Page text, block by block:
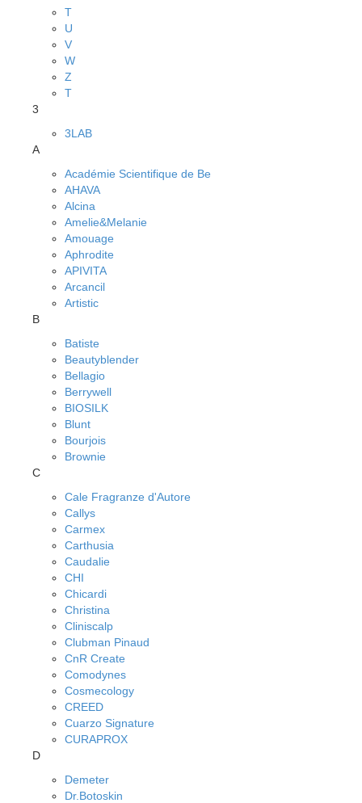
T
U
V
W
Z
Т
3
3LAB
A
Académie Scientifique de Be
AHAVA
Alcina
Amelie&Melanie
Amouage
Aphrodite
APIVITA
Arcancil
Artistic
B
Batiste
Beautyblender
Bellagio
Berrywell
BIOSILK
Blunt
Bourjois
Brownie
C
Cale Fragranze d'Autore
Callys
Carmex
Carthusia
Caudalie
CHI
Chicardi
Christina
Cliniscalp
Clubman Pinaud
CnR Create
Comodynes
Cosmecology
CREED
Cuarzo Signature
CURAPROX
D
Demeter
Dr.Botoskin